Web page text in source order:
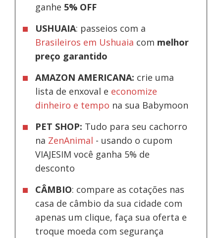
ganhe 5% OFF
USHUAIA: passeios com a
Brasileiros em Ushuaia com melhor
preço garantido
AMAZON AMERICANA: crie uma
lista de enxoval e economize
dinheiro e tempo na sua Babymoon
PET SHOP: Tudo para seu cachorro
na ZenAnimal - usando o cupom
VIAJESIM você ganha 5% de
desconto
CÂMBIO: compare as cotações nas
casa de câmbio da sua cidade com
apenas um clique, faça sua oferta e
troque moeda com segurança